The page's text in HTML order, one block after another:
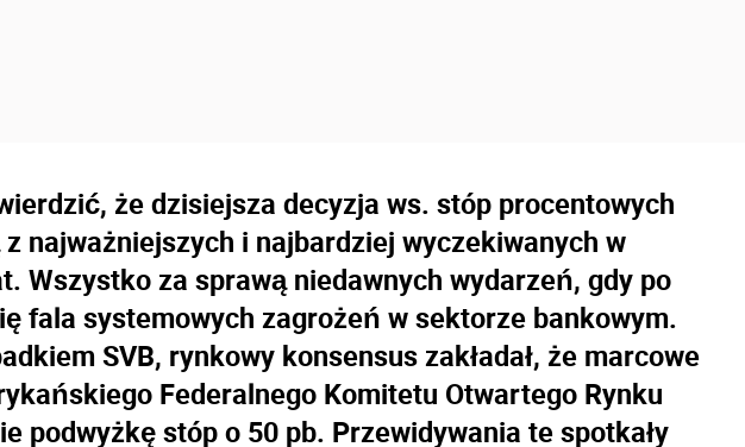
że dzisiejsza decyzja ws. stóp procentowych
z najważniejszych i najbardziej wyczekiwanych w
Wszystko za sprawą niedawnych wydarzeń, gdy po
fala systemowych zagrożeń w sektorze bankowym.
SVB, rynkowy konsensus zakładał, że marcowe
Federalnego Komitetu Otwartego Rynku
podwyżkę stóp o 50 pb. Przewidywania te spotkały